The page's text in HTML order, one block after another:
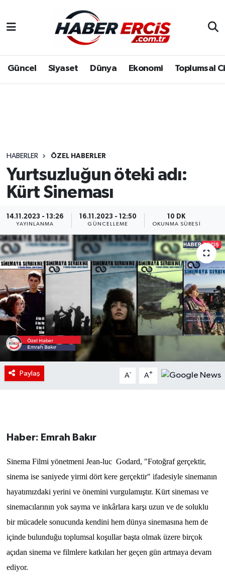
Güncel Siyaset Dünya Ekonomi Toplumsal
HABERLER ÖZEL HABERLER
Yurtsuzluğun öteki adı:
Kürt Sineması
14.11.2023 - 13:26
YAYINLANMA
16.11.2023 - 12:50
GÜNCELLEME
10 DK
OKUNMA SÜRESI
Paylaş A- A+
Haber: Emrah Bakır
Sinema Filmi yönetmeni Jean-luc Godard, "Fotoğraf gerçektir,
sinema ise saniyede yirmi dört kere gerçektir" ifadesiyle sinemanın
hayatımızdaki yerini ve önemini vurgulamıştır. Kürt sineması ve
sinemacılarının yok sayma ve inkârlara karşı uzun ve de soluklu
bir mücadele sonucunda kendini hem dünya sinemasına hem de
içinde bulunduğu toplumsal koşullar başta olmak üzere birçok
açıdan sinema ve filmlere katkıları her geçen gün artmaya devam
ediyor.